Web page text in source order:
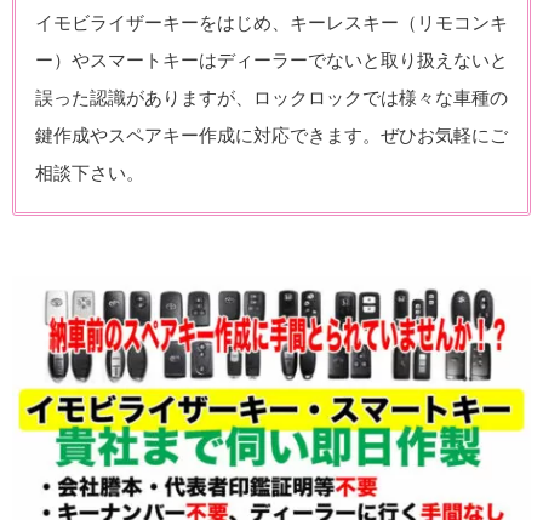
イモビライザーキーをはじめ、キーレスキー（リモコンキ
ー）やスマートキーはディーラーでないと取り扱えないと
誤った認識がありますが、ロックロックでは様々な車種の
鍵作成やスペアキー作成に対応できます。ぜひお気軽にご
相談下さい。